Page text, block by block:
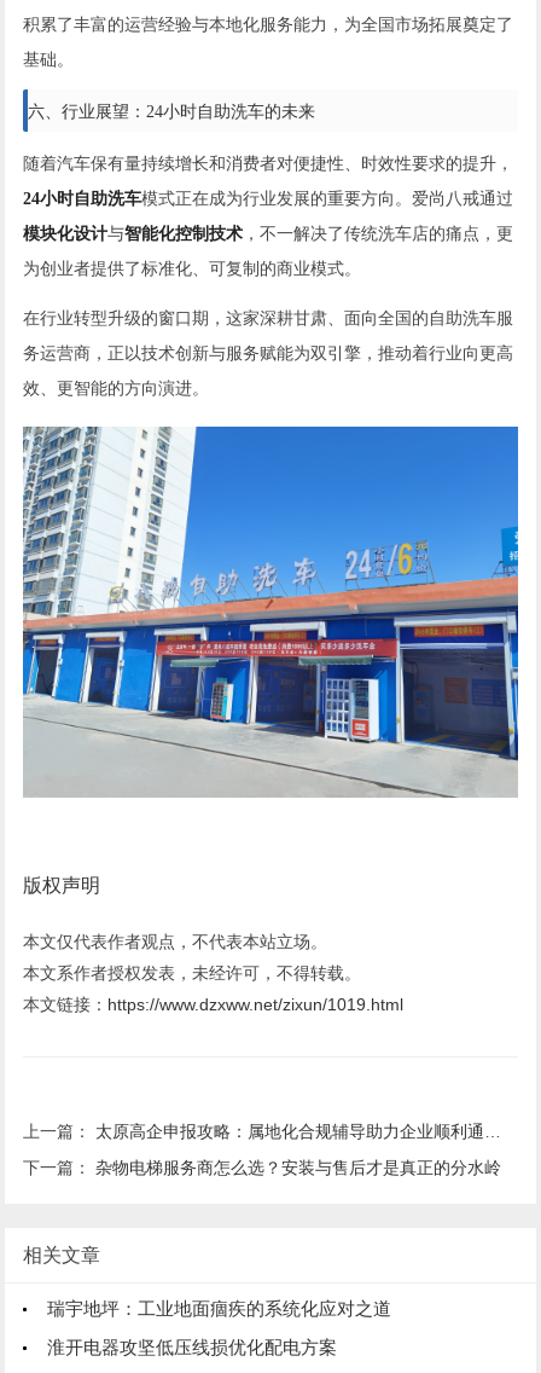
积累了丰富的运营经验与本地化服务能力，为全国市场拓展奠定了
基础。
六、行业展望：24小时自助洗车的未来
随着汽车保有量持续增长和消费者对便捷性、时效性要求的提升，
24小时自助洗车模式正在成为行业发展的重要方向。爱尚八戒通过
模块化设计与智能化控制技术 ，不一解决了传统洗车店的痛点，更
为创业者提供了标准化、可复制的商业模式。
在行业转型升级的窗口期，这家深耕甘肃、面向全国的自助洗车服
务运营商，正以技术创新与服务赋能为双引擎，推动着行业向更高
效、更智能的方向演进。
版权声明
本文仅代表作者观点，不代表本站立场。
本文系作者授权发表，未经许可，不得转载。
本文链接： https://www.dzxww.net/zixun/1019.html
上一篇： 太原高企申报攻略：属地化合规辅导助力企业顺利通过认定
下一篇：杂物电梯服务商怎么选？安装与售后才是真正的分水岭
相关文章
瑞宇地坪：工业地面痼疾的系统化应对之道
淮开电器攻坚低压线损优化配电方案